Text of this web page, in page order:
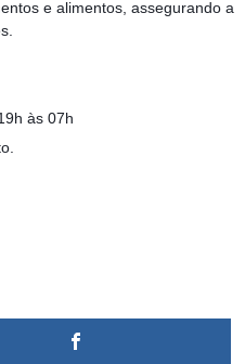
e alimentos, assegurando a
às 07h